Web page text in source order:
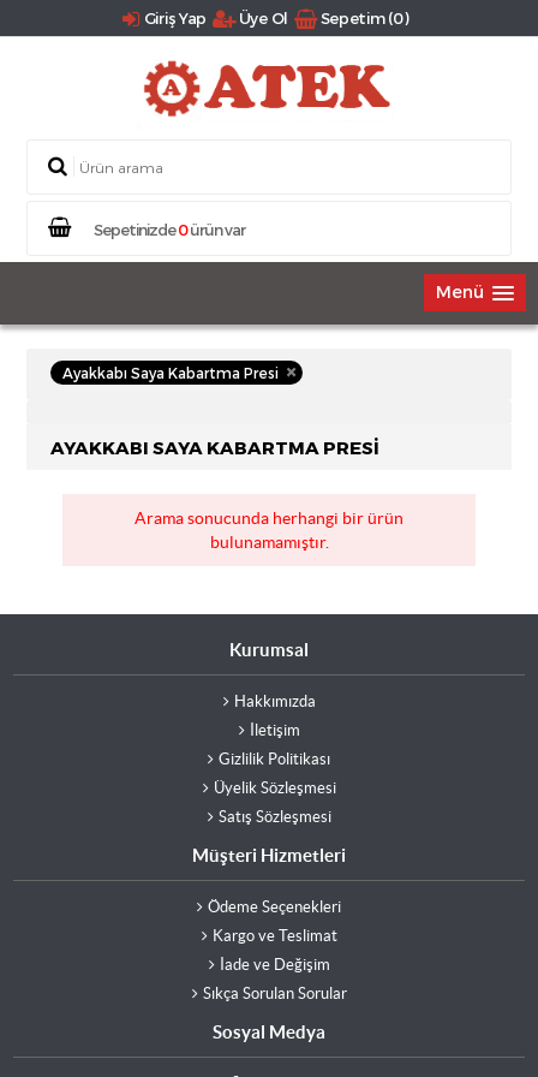
Giriş Yap Üye Ol Sepetim (0)
Sepetinizde0ürün var
Menü
Ayakkabı Saya Kabartma Presi
AYAKKABI SAYA KABARTMA PRESI
Arama sonucunda herhangi bir ürün
bulunamamıştır.
Kurumsal
Hakkımızda
İletişim
Gizlilik Politikası
Üyelik Sözleşmesi
Satış Sözleşmesi
Müşteri Hizmetleri
Ödeme Seçenekleri
Kargo ve Teslimat
İade ve Değişim
Sıkça Sorulan Sorular
Sosyal Medya